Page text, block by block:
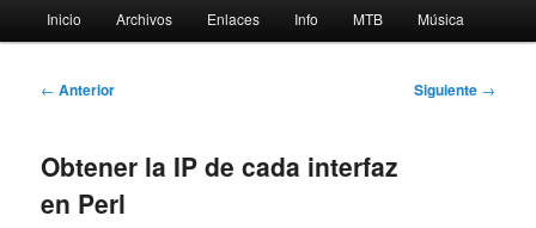
principal
Inicio Archivos Enlaces Info MTB Música
Navegación
← Anterior Siguiente →
Obtener la IP de cada interfaz
en Perl